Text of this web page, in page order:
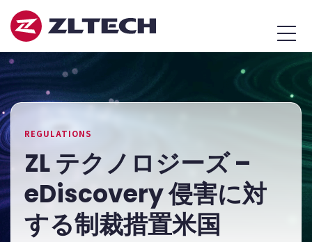
ZL
Tech
Japan
REGULATIONS
ZL テクノロジーズ –
eDiscovery 侵害に対
する制裁措置米国